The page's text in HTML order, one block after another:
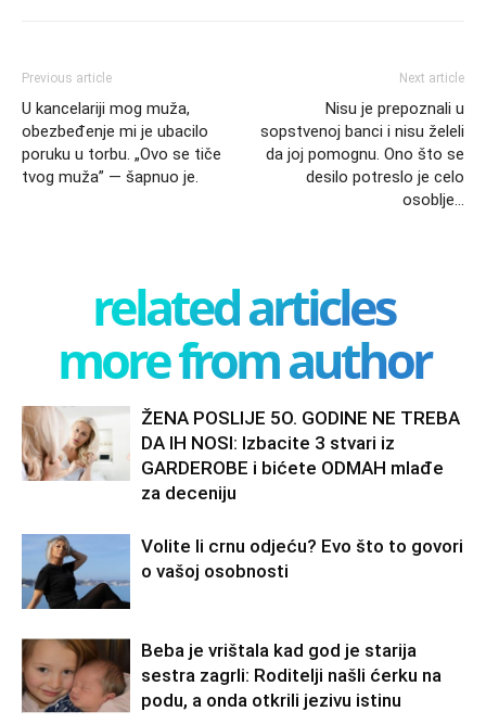
Previous article
U kancelariji mog muža,
obezbeđenje mi je ubacilo
poruku u torbu. „Ovo se tiče
tvog muža” — šapnuo je.
Next article
Nisu je prepoznali u
sopstvenoj banci i nisu želeli
da joj pomognu. Ono što se
desilo potreslo je celo
osoblje…
related articles
more from author
ŽENA POSLIJE 5O. GODINE NE TREBA
DA IH NOSI: Izbacite 3 stvari iz
GARDEROBE i bićete ODMAH mlađe
za deceniju
Volite li crnu odjeću? Evo što to govori
o vašoj osobnosti
Beba je vrištala kad god je starija
sestra zagrli: Roditelji našli ćerku na
podu, a onda otkrili jezivu istinu